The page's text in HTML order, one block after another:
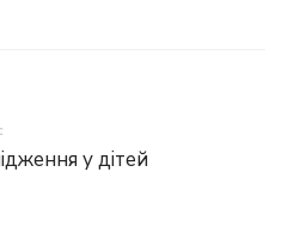
у дітей